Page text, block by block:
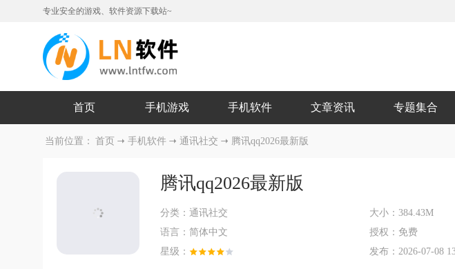
专业安全的游戏、软件资源下载站~
首页 手机游戏 手机软件 文章资讯 专题集合
当前位置： 首页 手机软件 通讯社交 腾讯qq2026最新版
腾讯qq2026最新版
分类： 通讯社交 大小：384.43M
语言： 简体中文 授权： 免费
星级：
发布：2026-07-08